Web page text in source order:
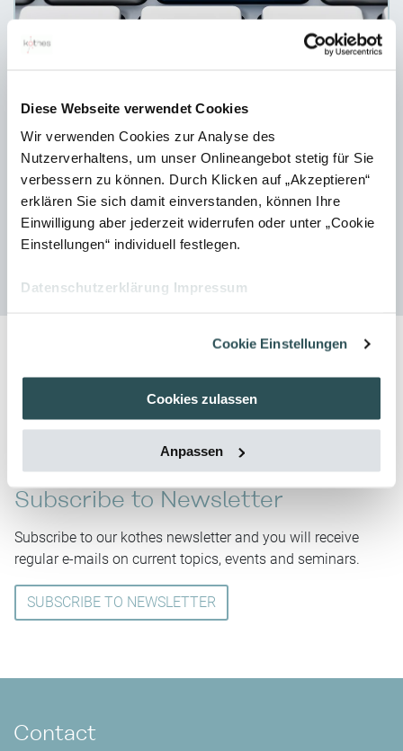
Diese Webseite verwendet Cookies
Wir verwenden Cookies zur Analyse des
Nutzerverhaltens, um unser Onlineangebot stetig für Sie
verbessern zu können. Durch Klicken auf „Akzeptieren“
erklären Sie sich damit einverstanden, können Ihre
Einwilligung aber jederzeit widerrufen oder unter „Cookie
Einstellungen“ individuell festlegen.
Datenschutzerklärung Impressum
Cookie Einstellungen
Cookies zulassen
Anpassen
Ready, set, go? With Machine Translation,
07. July 2020
Subscribe to Newsletter
Subscribe to our kothes newsletter and you will receive
regular e-mails on current topics, events and seminars.
SUBSCRIBE TO NEWSLETTER
Contact